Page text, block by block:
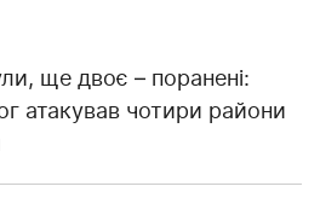
ще двоє – поранені:
атакував чотири райони